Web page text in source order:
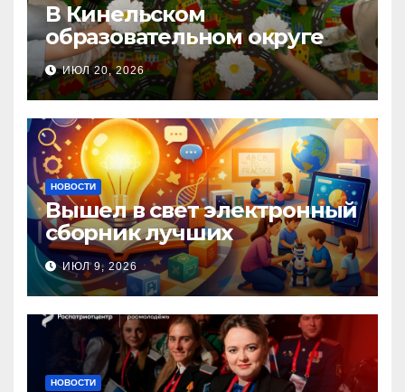
В Кинельском
образовательном округе
прошла Неделя правовой
помощи, посвящённая Дню
семьи, любви и верности
ИЮЛ 20, 2026
НОВОСТИ
Вышел в свет электронный
сборник лучших
инновационных практик
педагогов дошкольного
образования!
ИЮЛ 9, 2026
НОВОСТИ